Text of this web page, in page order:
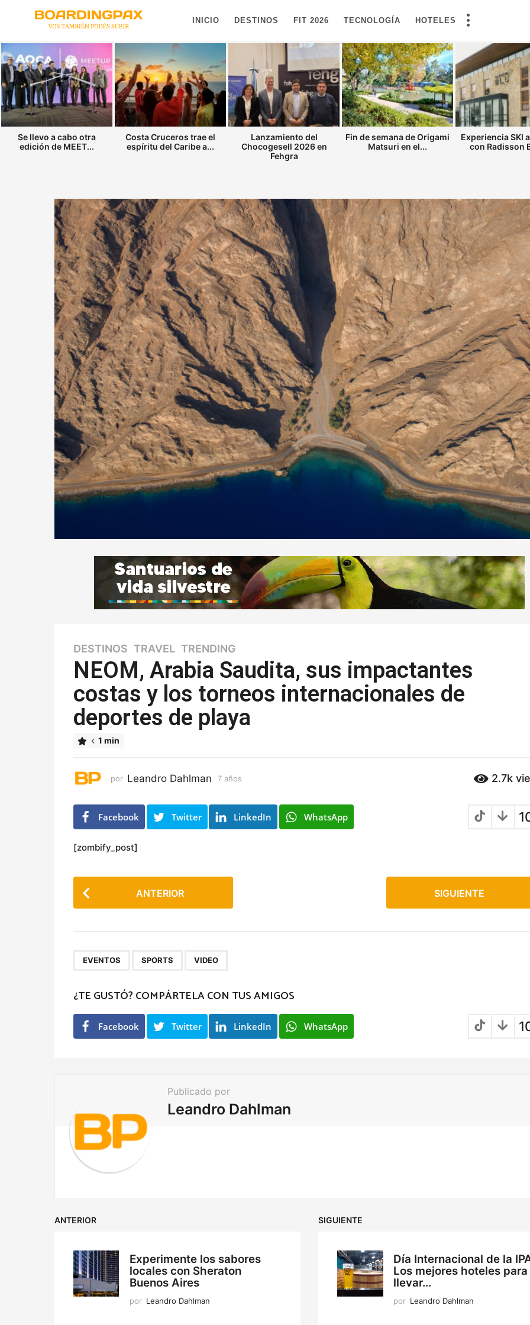
INICIO DESTINOS FIT 2026 TECNOLOGÍA HOTELES
Se llevo a cabo otra
edición de MEET...
Costa Cruceros trae el
espíritu del Caribe a...
Lanzamiento del
Chocogesell 2026 en
Fehgra
Fin de semana de Origami
Matsuri en el...
Experiencia SKI
con Radisson
7
a
o
s
7
a
ñ
DESTINOS ,TRAVEL ,TRENDING
NEOM, Arabia Saudita, sus impactantes
costas y los torneos internacionales de
deportes de playa
1 min
por Leandro Dahlman 7 años
s
2.7k
Facebook Twitter LinkedIn WhatsApp
[zombify_post]
o
P
g
i
n
a
n
ANTERIOR SIGUIENTE
EVENTOS SPORTS VIDEO
¿TE GUSTÓ? COMPÁRTELA CON TUS AMIGOS
Facebook Twitter LinkedIn WhatsApp
Publicado por
Leandro Dahlman
ANTERIOR
Experimente los sabores
locales con Sheraton
Buenos Aires
por Leandro Dahlman
SIGUIENTE
Día Internacional de la
Los mejores hoteles para
llevar...
por Leandro Dahlman